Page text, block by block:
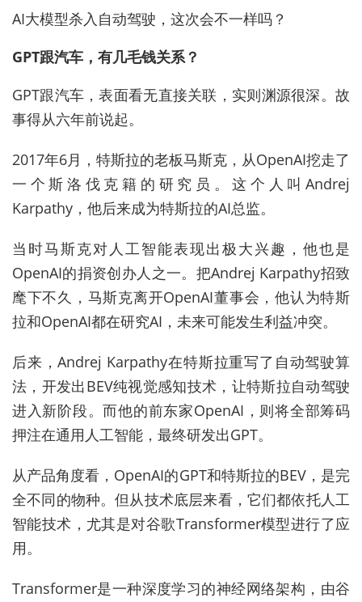
AI大模型杀入自动驾驶，这次会不一样吗？
GPT跟汽车，有几毛钱关系？
GPT跟汽车，表面看无直接关联，实则渊源很深。故
事得从六年前说起。
2017年6月，特斯拉的老板马斯克，从OpenAI挖走了
一个斯洛伐克籍的研究员。这个人叫Andrej
Karpathy，他后来成为特斯拉的AI总监。
当时马斯克对人工智能表现出极大兴趣，他也是
OpenAI的捐资创办人之一。把Andrej Karpathy招致
麾下不久，马斯克离开OpenAI董事会，他认为特斯
拉和OpenAI都在研究AI，未来可能发生利益冲突。
后来，Andrej Karpathy在特斯拉重写了自动驾驶算
法，开发出BEV纯视觉感知技术，让特斯拉自动驾驶
进入新阶段。而他的前东家OpenAI，则将全部筹码
押注在通用人工智能，最终研发出GPT。
从产品角度看，OpenAI的GPT和特斯拉的BEV，是完
全不同的物种。但从技术底层来看，它们都依托人工
智能技术，尤其是对谷歌Transformer模型进行了应
用。
Transformer是一种深度学习的神经网络架构，由谷